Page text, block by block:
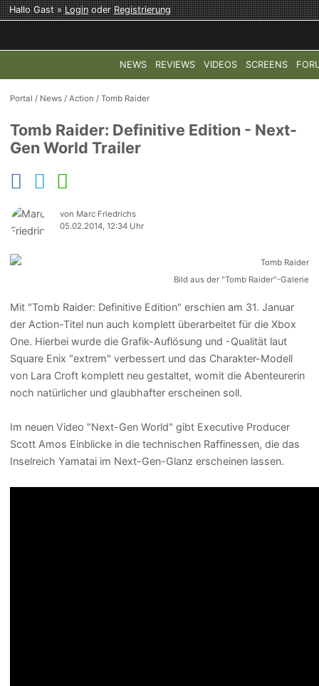
Hallo Gast »LoginoderRegistrierung
NEWS REVIEWS VIDEOS SCREENS
COD: MODERN WARFARE 4 HALO:
Portal / News /Action /Tomb Raider
Tomb Raider: Definitive Edition - Next-
Gen World Trailer
von Marc Friedrichs
05.02.2014, 12:34 Uhr
Bild aus der "Tomb Raider"-Galerie
Mit "Tomb Raider: Definitive Edition" erschien am 31. Januar
der Action-Titel nun auch komplett überarbeitet für die Xbox
One. Hierbei wurde die Grafik-Auflösung und -Qualität laut
Square Enix "extrem" verbessert und das Charakter-Modell
von Lara Croft komplett neu gestaltet, womit die Abenteurerin
noch natürlicher und glaubhafter erscheinen soll.
Im neuen Video "Next-Gen World" gibt Executive Producer
Scott Amos Einblicke in die technischen Raffinessen, die das
Inselreich Yamatai im Next-Gen-Glanz erscheinen lassen.